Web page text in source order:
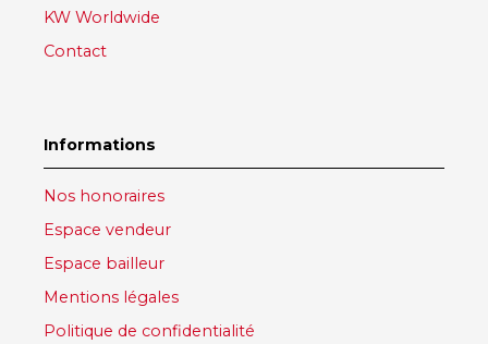
KW Worldwide
Contact
Informations
Nos honoraires
Espace vendeur
Espace bailleur
Mentions légales
Politique de confidentialité